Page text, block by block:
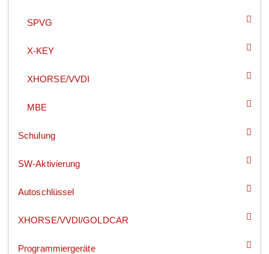
SPVG
X-KEY
XHORSE/VVDI
MBE
Schulung
SW-Aktivierung
Autoschlüssel
XHORSE/VVDI/GOLDCAR
Programmiergeräte